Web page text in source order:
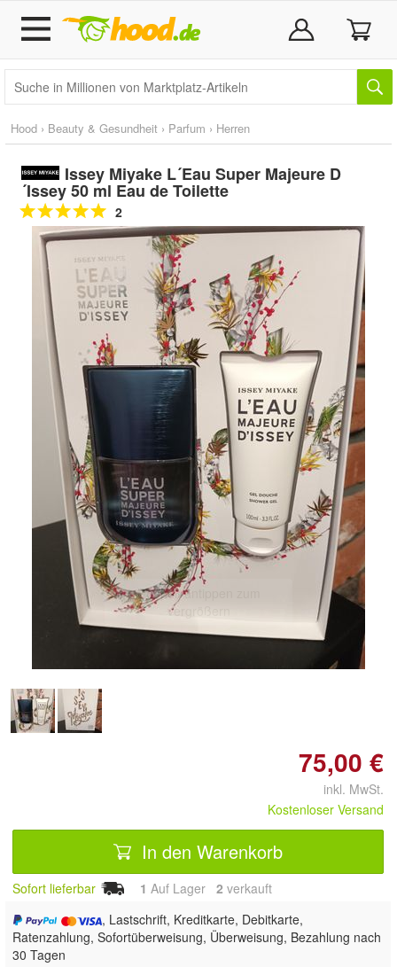
Hood › Beauty & Gesundheit › Parfum › Herren
Issey Miyake L´Eau Super Majeure D
´Issey 50 ml Eau de Toilette
2
Doppelt antippen zum
vergrößern
75,00 €
inkl. MwSt.
Kostenloser Versand
In den Warenkorb
Sofort lieferbar 1 Auf Lager 2 verkauft
, Lastschrift, Kreditkarte, Debitkarte,
Ratenzahlung, Sofortüberweisung, Überweisung, Bezahlung nach
30 Tagen